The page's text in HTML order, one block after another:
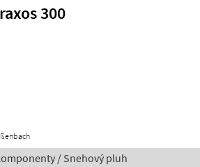
300
/ Snehový pluh